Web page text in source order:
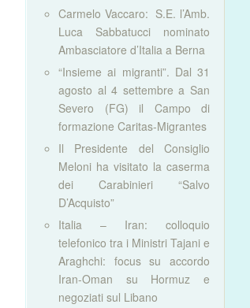
Carmelo Vaccaro: S.E. l’Amb.
Luca Sabbatucci nominato
Ambasciatore d’Italia a Berna
“Insieme ai migranti”. Dal 31
agosto al 4 settembre a San
Severo (FG) il Campo di
formazione Caritas-Migrantes
Il Presidente del Consiglio
Meloni ha visitato la caserma
dei Carabinieri “Salvo
D’Acquisto”
Italia – Iran: colloquio
telefonico tra i Ministri Tajani e
Araghchi: focus su accordo
Iran-Oman su Hormuz e
negoziati sul Libano